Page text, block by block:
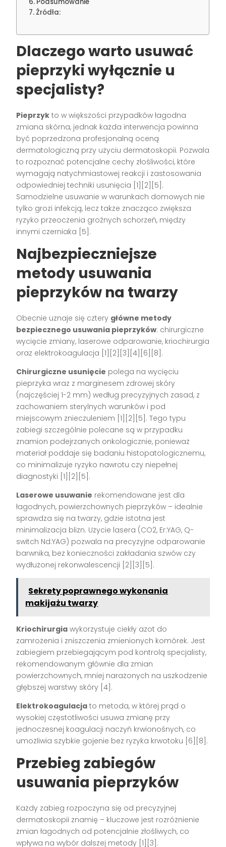
Źródła:
Dlaczego warto usuwać
pieprzyki wyłącznie u
specjalisty?
Pieprzyk to w większości przypadków łagodna
zmiana skórna, jednak każda interwencja powinna
być poprzedzona profesjonalną oceną
dermatologiczną przy użyciu dermatoskopii. Pozwala
to rozpoznać potencjalne cechy złośliwości, które
wymagają natychmiastowej reakcji i zastosowania
odpowiedniej techniki usunięcia [1][2][5] .
Samodzielne usuwanie w warunkach domowych nie
tylko grozi infekcją, lecz także znacząco zwiększa
ryzyko przeoczenia groźnych schorzeń, między
innymi czerniaka [5] .
Najbezpieczniejsze
metody usuwania
pieprzyków na twarzy
Obecnie uznaje się cztery główne metody
bezpiecznego usuwania pieprzyków: chirurgiczne
wycięcie zmiany, laserowe odparowanie, kriochirurgia
oraz elektrokoagulacja [1][2][3][4][6][8] .
Chirurgiczne usunięcie polega na wycięciu
pieprzyka wraz z marginesem zdrowej skóry
(najczęściej 1-2 mm) według precyzyjnych zasad, z
zachowaniem sterylnych warunków i pod
miejscowym znieczuleniem [1][2][5] . Tego typu
zabiegi szczególnie polecane są w przypadku
znamion podejrzanych onkologicznie, ponieważ
materiał poddaje się badaniu histopatologicznemu,
co minimalizuje ryzyko nawrotu czy niepełnej
diagnostyki [1][2][5] .
Laserowe usuwanie rekomendowane jest dla
łagodnych, powierzchownych pieprzyków – idealnie
sprawdza się na twarzy, gdzie istotna jest
minimalizacja blizn. Użycie lasera (CO2, Er:YAG, Q-
switch Nd:YAG) pozwala na precyzyjne odparowanie
barwnika, bez konieczności zakładania szwów czy
wydłużonej rekonwalescencji [2][3][5] .
Sekrety poprawnego wykonania
makijażu twarzy
Kriochirurgia wykorzystuje ciekły azot do
zamrożenia i zniszczenia zmienionych komórek. Jest
zabiegiem przebiegającym pod kontrolą specjalisty,
rekomendowanym głównie dla zmian
powierzchownych, mniej narażonych na uszkodzenie
głębszej warstwy skóry [4] .
Elektrokoagulacja to metoda, w której prąd o
wysokiej częstotliwości usuwa zmianę przy
jednoczesnej koagulacji naczyń krwionośnych, co
umożliwia szybkie gojenie bez ryzyka krwotoku [6][8] .
Przebieg zabiegów
usuwania pieprzyków
Każdy zabieg rozpoczyna się od precyzyjnej
dermatoskopii znamię – kluczowe jest rozróżnienie
zmian łagodnych od potencjalnie złośliwych, co
wpływa na wybór dalszej metody [1][3] .